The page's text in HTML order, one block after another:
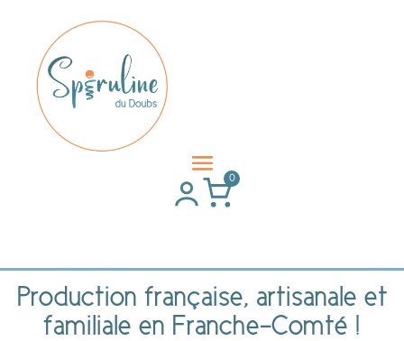
0
Production française, artisanale et
familiale en Franche-Comté !